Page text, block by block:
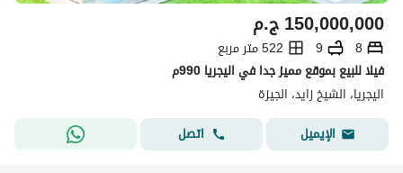
ج.م150,000,000
8
9
522 متر مربع
فيلا للبيع بموقع مميز جدا في اليجريا 990م
اليجريا، الشيخ زايد، الجيزة
الإيميل
اتصل